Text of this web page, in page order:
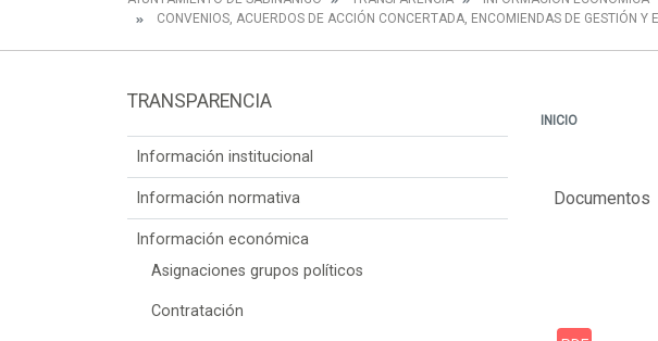
CONVENIOS, ACUERDOS DE ACCIÓN CONCERTADA, ENCOMIENDAS DE GESTIÓN Y
TRANSPARENCIA
Información institucional
Información normativa
Información económica
Asignaciones grupos políticos
Contratación
INICIO
Documentos